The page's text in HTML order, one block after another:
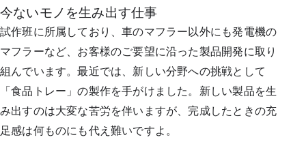
今ないモノを生み出す仕事
試作班に所属しており、車のマフラー以外にも発電機の
マフラーなど、お客様のご要望に沿った製品開発に取り
組んでいます。最近では、新しい分野への挑戦として
「食品トレー」の製作を手がけました。新しい製品を生
み出すのは大変な苦労を伴いますが、完成したときの充
足感は何ものにも代え難いですよ。